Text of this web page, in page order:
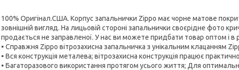
100% Оригінал.США. Корпус запальнички Zippo має чорне матове
зовнішній вигляд. На лицьовій стороні запальнички своєрідне фото
продається не заправленої. У нас ви можете придбати товар оптом і в
• Справжня Zippo вітрозахисна запальничка з унікальним клацанням
• Вся конструкція металева; вітрозахисна конструкція працює
• Багаторазового використання протягом усього життя; Для